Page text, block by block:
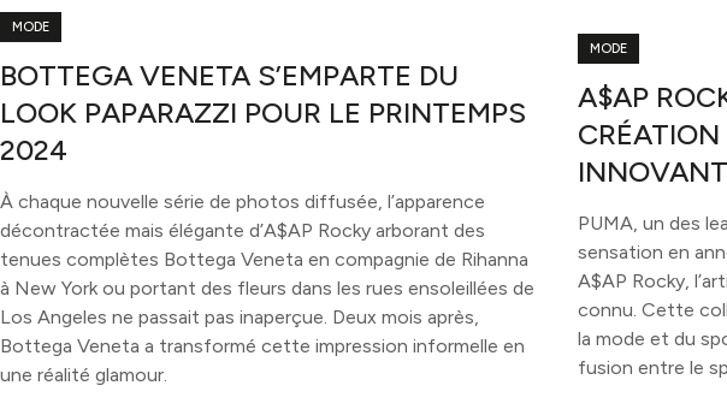
MODE
BOTTEGA VENETA S’EMPARTE DU
LOOK PAPARAZZI POUR LE PRINTEMPS
2024
À chaque nouvelle série de photos diffusée, l’apparence
décontractée mais élégante d’A$AP Rocky arborant des
tenues complètes Bottega Veneta en compagnie de Rihanna
à New York ou portant des fleurs dans les rues ensoleillées de
Los Angeles ne passait pas inaperçue. Deux mois après,
Bottega Veneta a transformé cette impression informelle en
une réalité glamour.
MODE
A$AP
PUMA, un des
sensation en
A$AP Rocky,
connu. Cette
la mode et du
fusion entre le